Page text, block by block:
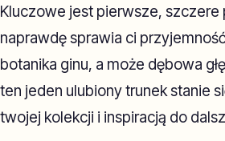
Kluczowe jest pierwsze, szczere
naprawdę sprawia ci
botanika ginu, a może dębowa
ten jeden ulubiony trunek stanie
twojej kolekcji i inspiracją do